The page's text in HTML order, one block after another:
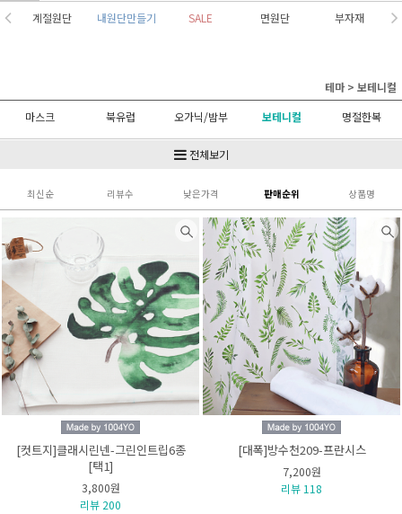
계절원단 내원단만들기 SALE 면원단 부자재
테마> 보테니컬
마스크
북유럽 오가닉/밤부 보테니컬 명절한복
전체보기
최신순 리뷰수 낮은가격 판매순위 상품명
[컷트지]클래시린넨-그린인트립6종
[택1]
3,800원
리뷰 200
[대폭]방수천209-프란시스
7,200원
리뷰 118